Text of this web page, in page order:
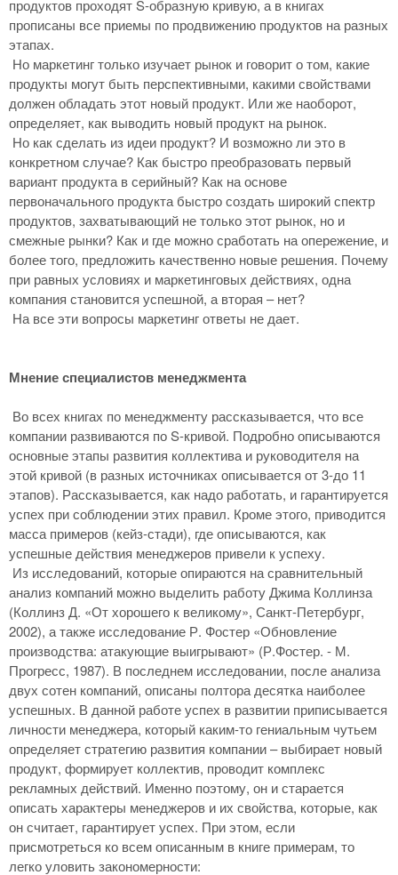
продуктов проходят S-образную кривую, а в книгах
прописаны все приемы по продвижению продуктов на разных
этапах.
Но маркетинг только изучает рынок и говорит о том, какие
продукты могут быть перспективными, какими свойствами
должен обладать этот новый продукт. Или же наоборот,
определяет, как выводить новый продукт на рынок.
Но как сделать из идеи продукт? И возможно ли это в
конкретном случае? Как быстро преобразовать первый
вариант продукта в серийный? Как на основе
первоначального продукта быстро создать широкий спектр
продуктов, захватывающий не только этот рынок, но и
смежные рынки? Как и где можно сработать на опережение, и
более того, предложить качественно новые решения. Почему
при равных условиях и маркетинговых действиях, одна
компания становится успешной, а вторая – нет?
На все эти вопросы маркетинг ответы не дает.
Мнение специалистов менеджмента
Во всех книгах по менеджменту рассказывается, что все
компании развиваются по S-кривой. Подробно описываются
основные этапы развития коллектива и руководителя на
этой кривой (в разных источниках описывается от 3-до 11
этапов). Рассказывается, как надо работать, и гарантируется
успех при соблюдении этих правил. Кроме этого, приводится
масса примеров (кейз-стади), где описываются, как
успешные действия менеджеров привели к успеху.
Из исследований, которые опираются на сравнительный
анализ компаний можно выделить работу Джима Коллинза
(Коллинз Д. «От хорошего к великому», Санкт-Петербург,
2002), а также исследование Р. Фостер «Обновление
производства: атакующие выигрывают» (Р.Фостер. - М.
Прогресс, 1987). В последнем исследовании, после анализа
двух сотен компаний, описаны полтора десятка наиболее
успешных. В данной работе успех в развитии приписывается
личности менеджера, который каким-то гениальным чутьем
определяет стратегию развития компании – выбирает новый
продукт, формирует коллектив, проводит комплекс
рекламных действий. Именно поэтому, он и старается
описать характеры менеджеров и их свойства, которые, как
он считает, гарантирует успех. При этом, если
присмотреться ко всем описанным в книге примерам, то
легко уловить закономерности: